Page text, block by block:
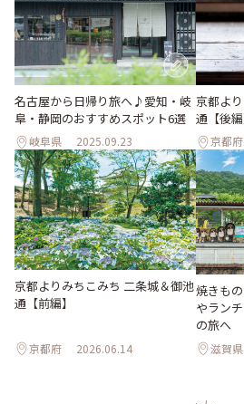
名古屋から日帰り旅へ♪愛知・岐
阜・静岡のおすすめスポット6選
岐阜県 2025.09.23
京都よ
通【後編
京都府
京都よりみちこみち 二条城＆御池
通【前編】
京都府 2026.06.14
焼きも
やラン
の旅へ
滋賀県